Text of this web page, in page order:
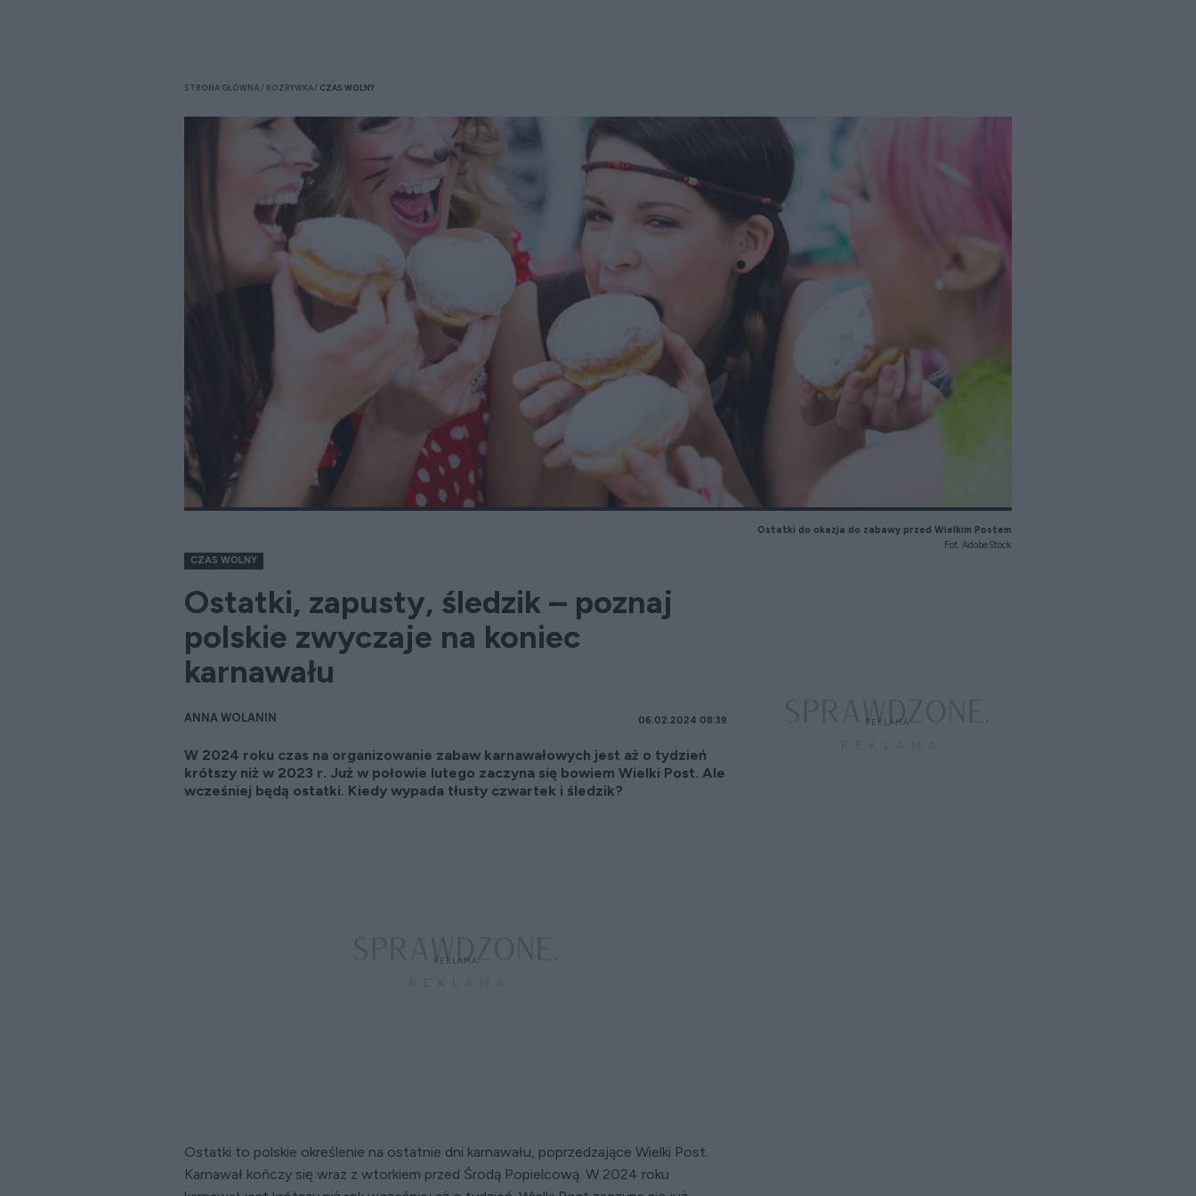
STRONA GŁÓWNA ROZRYWKA CZAS WOLNY
Ostatki do okazja do zabawy przed Wielkim Postem
Fot. AdobeStock
CZAS WOLNY
Ostatki, zapusty, śledzik – poznaj
polskie zwyczaje na koniec
karnawału
ANNA WOLANIN 06.02.2024 08:39
W 2024 roku czas na organizowanie zabaw karnawałowych jest aż o tydzień
krótszy niż w 2023 r. Już w połowie lutego zaczyna się bowiem Wielki Post. Ale
wcześniej będą ostatki. Kiedy wypada tłusty czwartek i śledzik?
Ostatki to polskie określenie na ostatnie dni karnawału, poprzedzające Wielki Post.
Karnawał kończy się wraz z wtorkiem przed Środą Popielcową. W 2024 roku